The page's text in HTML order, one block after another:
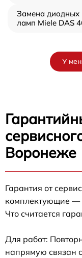
Замена диодных
ламп Miele DAS
У
Воронеже
Гарантия от
комплектующие —
Что считается
Для работ:
напрямую связан